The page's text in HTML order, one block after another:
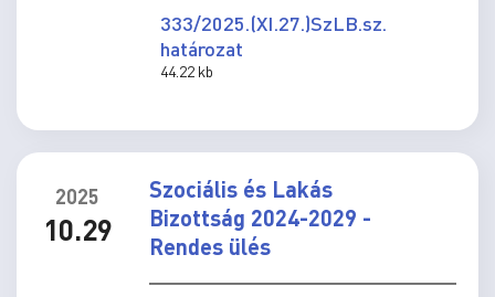
333/2025.(XI.27.)SzLB.sz.
határozat
44.22 kb
2025
10.29
Szociális és Lakás
Bizottság 2024-2029 -
Rendes ülés